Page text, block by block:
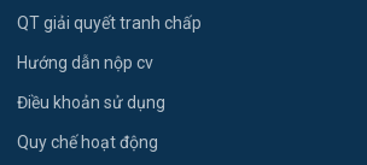
Thời Vụ
Tiếng Hàn
Việc làm Chu Văn An
Việc làm Trần Hưng Đạo
QT giải quyết tranh chấp
Hướng dẫn nộp cv
Điều khoản sử dụng
Quy chế hoạt động